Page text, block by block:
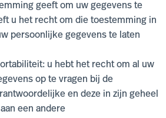
geeft om uw gegevens te
u het recht om die toestemming in
persoonlijke gegevens te laten
u hebt het recht om al uw
op te vragen bij de
en deze in zijn geheel
een andere